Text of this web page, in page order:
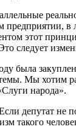
этот
следует
была
Мы хотим
народа».
депутат не
такого